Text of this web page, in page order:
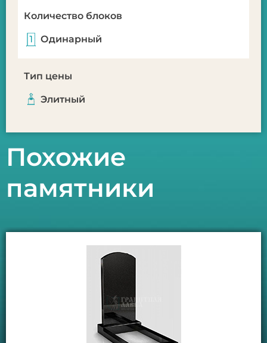
Количество блоков
Одинарный
Тип цены
Элитный
Похожие
памятники